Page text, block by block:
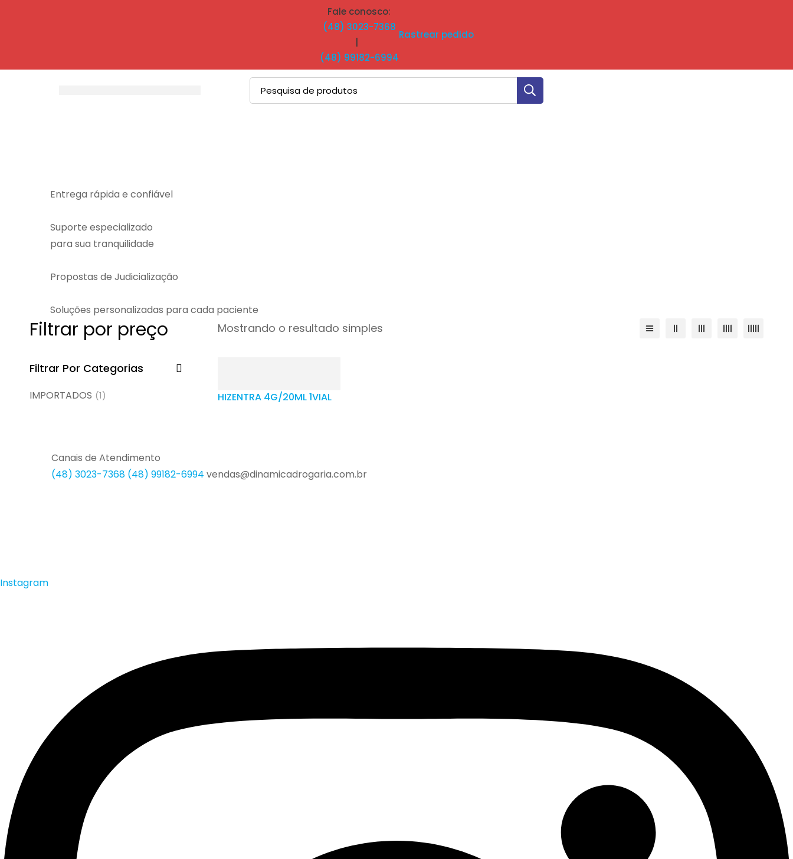
Fale conosco:
(48) 3023-7368
(48) 99182-6994
Rastrear pedido
Procurar
por:
Entrega rápida e confiável
Suporte especializado
para sua tranquilidade
Propostas de Judicialização
Soluções personalizadas para cada paciente
Filtrar por preço
Filtrar Por Categorias
IMPORTADOS (1)
Mostrando o resultado simples
HIZENTRA 4G/20ML 1VIAL
Canais de Atendimento
(48) 3023-7368 (48) 99182-6994 vendas@dinamicadrogaria.com.br
Instagram